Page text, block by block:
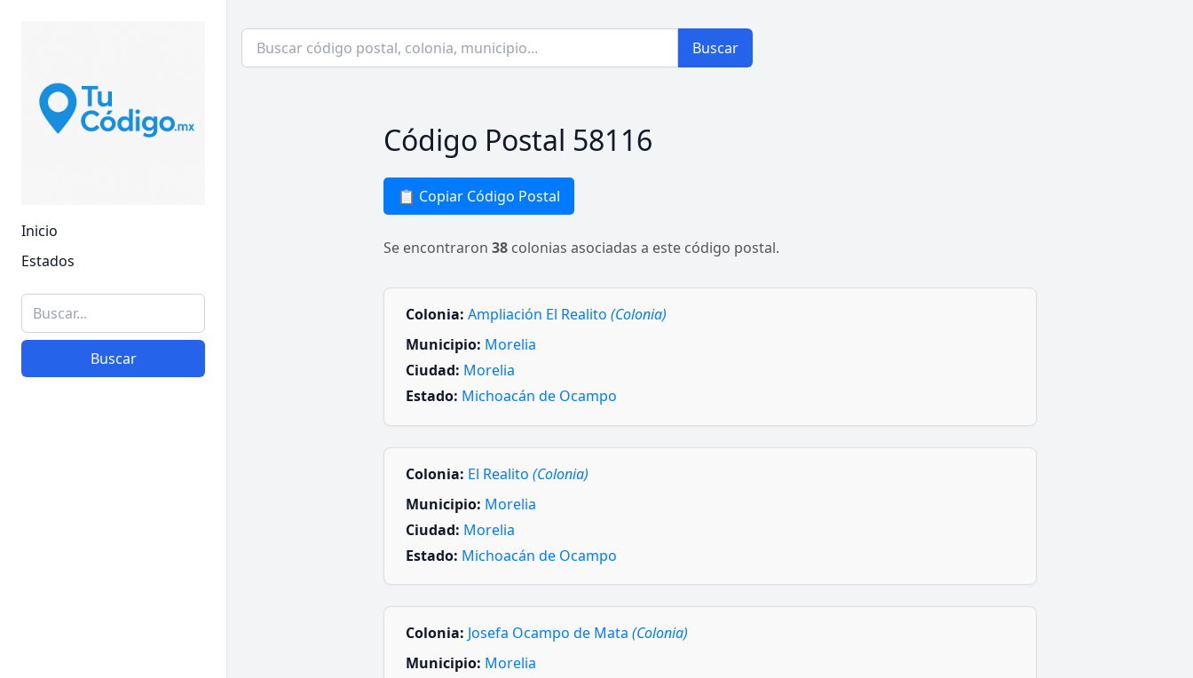
Inicio
Estados
Buscar
Buscar
Código Postal 58116
📋 Copiar Código Postal
Se encontraron 38 colonias asociadas a este código postal.
Colonia: Ampliación El Realito (Colonia)
Municipio: Morelia
Ciudad: Morelia
Estado: Michoacán de Ocampo
Colonia: El Realito (Colonia)
Municipio: Morelia
Ciudad: Morelia
Estado: Michoacán de Ocampo
Colonia: Josefa Ocampo de Mata (Colonia)
Municipio: Morelia